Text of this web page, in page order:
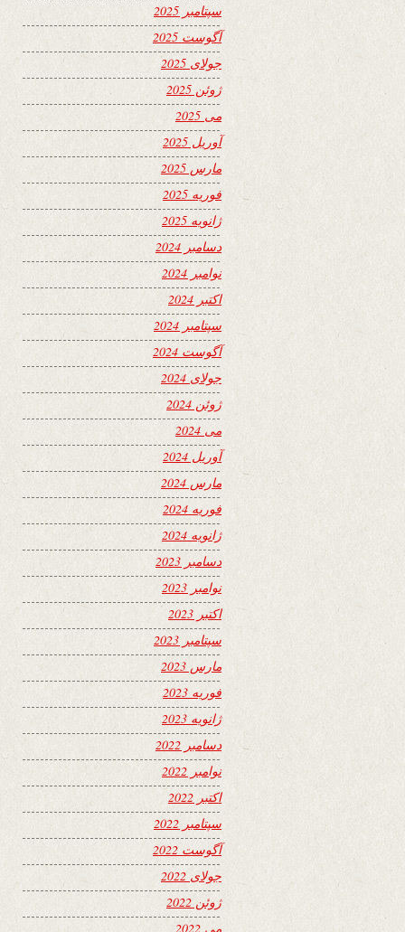
سپتامبر 2025
آگوست 2025
جولای 2025
ژوئن 2025
می 2025
آوریل 2025
مارس 2025
فوریه 2025
ژانویه 2025
دسامبر 2024
نوامبر 2024
اکتبر 2024
سپتامبر 2024
آگوست 2024
جولای 2024
ژوئن 2024
می 2024
آوریل 2024
مارس 2024
فوریه 2024
ژانویه 2024
دسامبر 2023
نوامبر 2023
اکتبر 2023
سپتامبر 2023
مارس 2023
فوریه 2023
ژانویه 2023
دسامبر 2022
نوامبر 2022
اکتبر 2022
سپتامبر 2022
آگوست 2022
جولای 2022
ژوئن 2022
می 2022